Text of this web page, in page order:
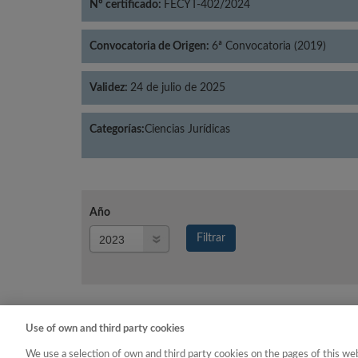
Nº certificado: FECYT-402/2024
Convocatoria de Origen: 6ª Convocatoria (2019)
Validez: 24 de julio de 2025
Categorías:Ciencias Jurídicas
Año
Filtrar
Año
Use of own and third party cookies
We use a selection of own and third party cookies on the pages of this